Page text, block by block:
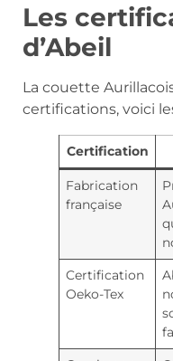
Les
d’Abeil
La couette
certifications, voici
Certification
Fabrication
française
Certification
Oeko-Tex